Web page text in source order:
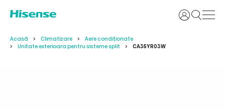
Login
Acasă Climatizare
Aere condiționate
Unitate exterioara pentru sisteme split
CA35YR03W